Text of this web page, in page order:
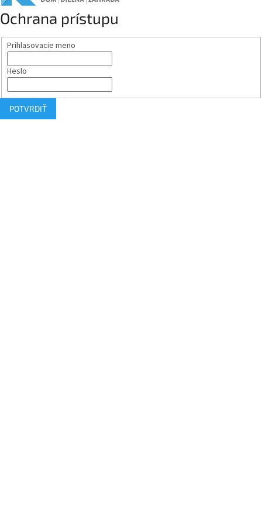
Ochrana prístupu
Prihlasovacie meno
Heslo
POTVRDIŤ